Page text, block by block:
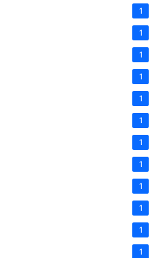
1
1
1
1
1
1
1
1
1
1
1
1